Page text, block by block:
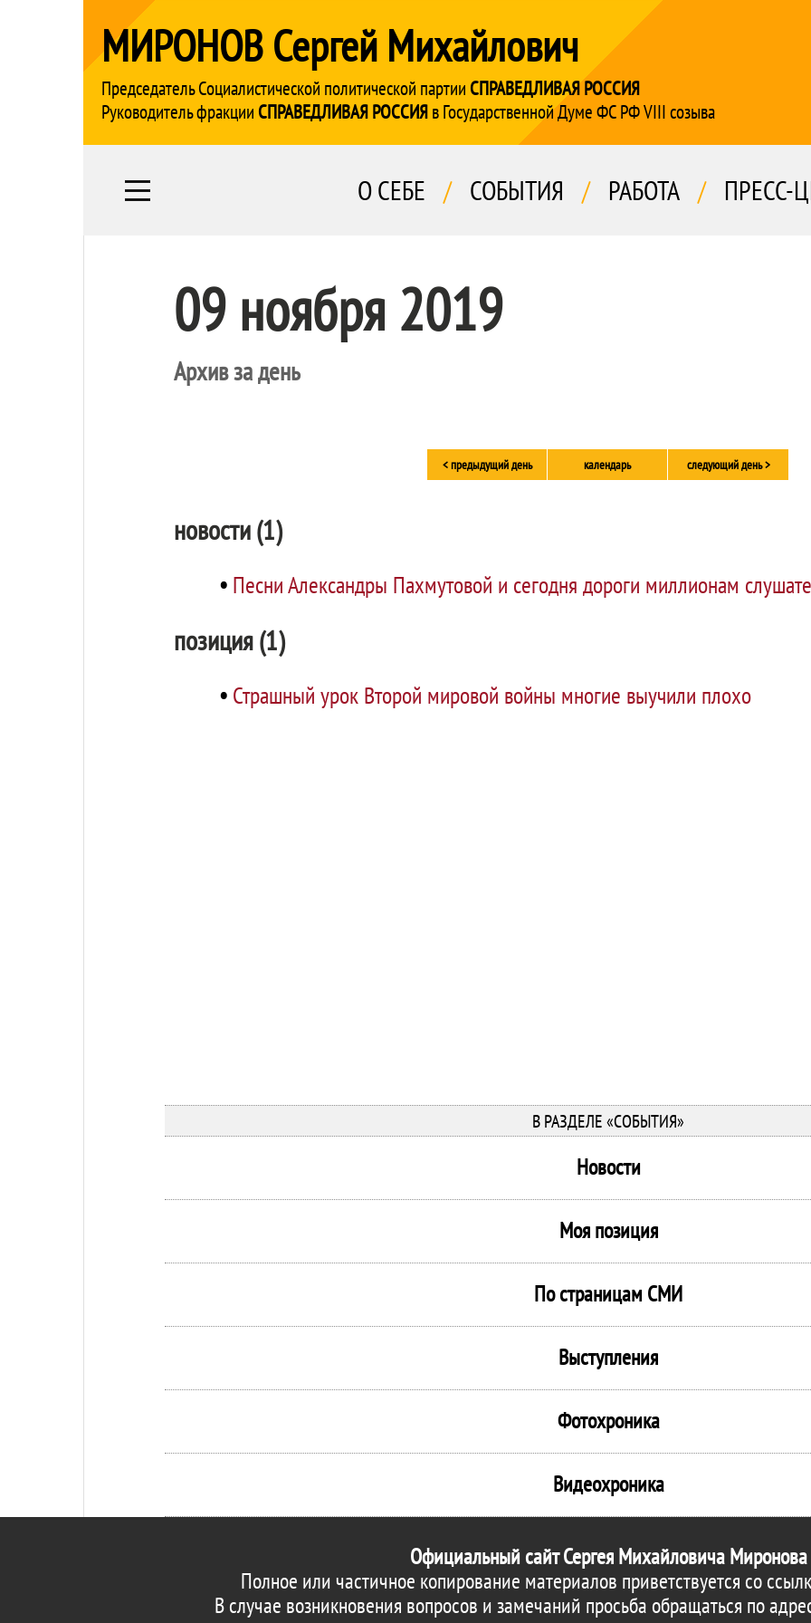
МИРОНОВ Сергей Михайлович
Председатель Социалистической политической партии СПРАВЕДЛИВАЯ РОССИЯ
Руководитель фракции СПРАВЕДЛИВАЯ РОССИЯв Государственной Думе ФС РФ VIII созыва
О СЕБЕ / СОБЫТИЯ / РАБОТА / ПРЕСС-
09 ноября 2019
Архив за день
< предыдущий день календарь следующий день >
новости (1)
• Песни Александры Пахмутовой и сегодня дороги миллионам
позиция (1)
• Страшный урок Второй мировой войны многие выучили плохо
В РАЗДЕЛЕ «СОБЫТИЯ»
Новости
Моя позиция
По страницам СМИ
Выступления
Фотохроника
Видеохроника
Официальный сайт Сергея Михайловича Миронова
Полное или частичное копирование материалов приветствуется со
В случае возникновения вопросов и замечаний просьба обращаться по